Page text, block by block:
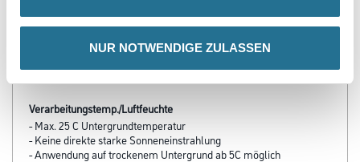
NUR NOTWENDIGE ZULASSEN
Ölanteil
- Hohe Deckkraft erster Anstrich lasierend, deckend mit zwei
ermöglichen die Einfärbung im Wunschfarbton
Verarbeitungstemp./Luftfeuchte
- Max. 25 C Untergrundtemperatur
- Keine direkte starke Sonneneinstrahlung
- Anwendung auf trockenem Untergrund ab 5C möglich